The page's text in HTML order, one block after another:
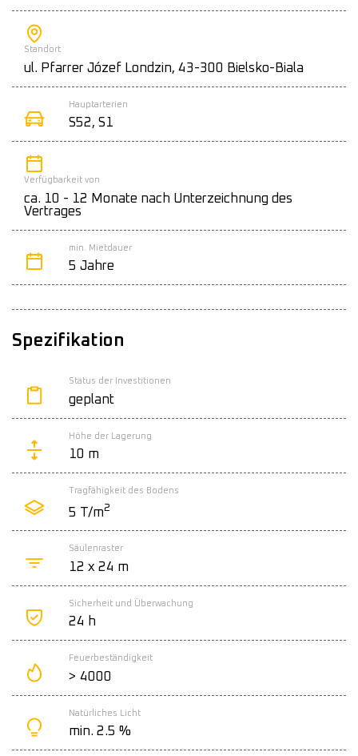
Standort
ul. Pfarrer Józef Londzin, 43-300 Bielsko-Biala
Hauptarterien
S52, S1
Verfügbarkeit von
ca. 10 - 12 Monate nach Unterzeichnung des
Vertrages
min. Mietdauer
5 Jahre
Spezifikation
Status der Investitionen
geplant
Höhe der Lagerung
10 m
Tragfähigkeit des Bodens
5 T/m2
Säulenraster
12 x 24 m
Sicherheit und Überwachung
24 h
Feuerbeständigkeit
> 4000
Natürliches Licht
min. 2.5 %